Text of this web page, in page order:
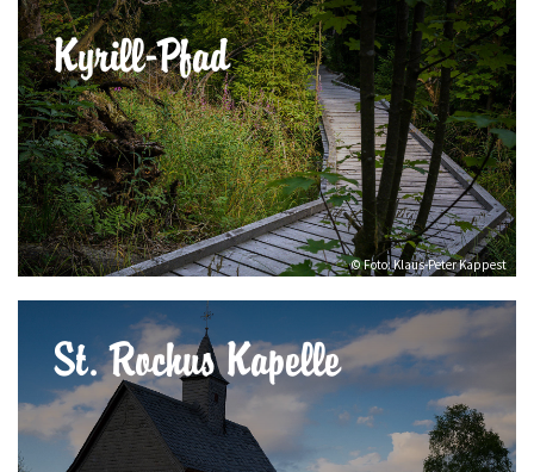
© Foto: Klaus-Peter Kappest
Kyrill-Pfad
St. Rochus Kapelle